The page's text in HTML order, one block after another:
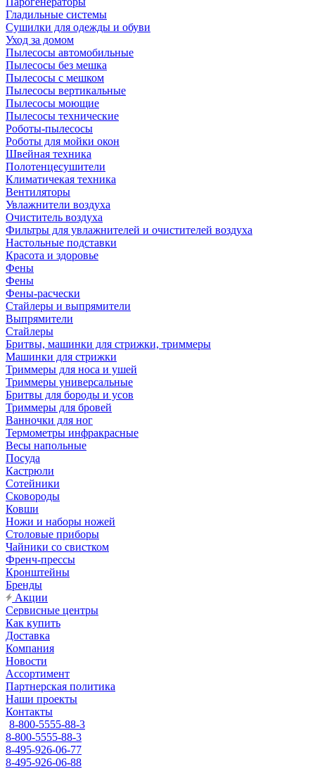
Гладильные системы
Сушилки для одежды и обуви
Уход за домом
Пылесосы автомобильные
Пылесосы без мешка
Пылесосы с мешком
Пылесосы вертикальные
Пылесосы моющие
Пылесосы технические
Роботы-пылесосы
Роботы для мойки окон
Швейная техника
Полотенцесушители
Климатичекая техника
Вентиляторы
Увлажнители воздуха
Очиститель воздуха
Фильтры для увлажнителей и очистителей воздуха
Настольные подставки
Красота и здоровье
Фены
Фены
Фены-расчески
Стайлеры и выпрямители
Выпрямители
Стайлеры
Бритвы, машинки для стрижки, триммеры
Машинки для стрижки
Триммеры для носа и ушей
Триммеры универсальные
Бритвы для бороды и усов
Триммеры для бровей
Ванночки для ног
Термометры инфракрасные
Весы напольные
Посуда
Кастрюли
Сотейники
Сковороды
Ковши
Ножи и наборы ножей
Столовые приборы
Чайники со свистком
Френч-прессы
Кронштейны
Бренды
Акции
Сервисные центры
Как купить
Доставка
Компания
Новости
Ассортимент
Партнерская политика
Наши проекты
Контакты
8-800-5555-88-3
8-800-5555-88-3
8-495-926-06-77
8-495-926-06-88